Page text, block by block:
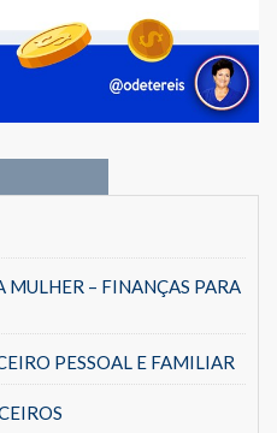
– FINANÇAS PARA
PESSOAL E FAMILIAR